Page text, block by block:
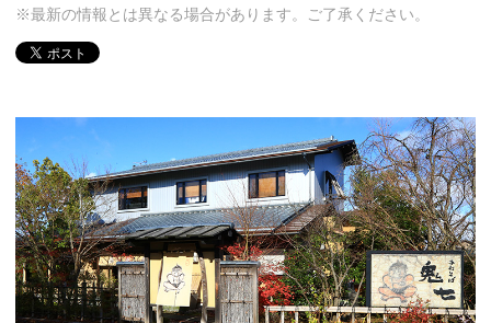
※最新の情報とは異なる場合があります。ご了承ください。